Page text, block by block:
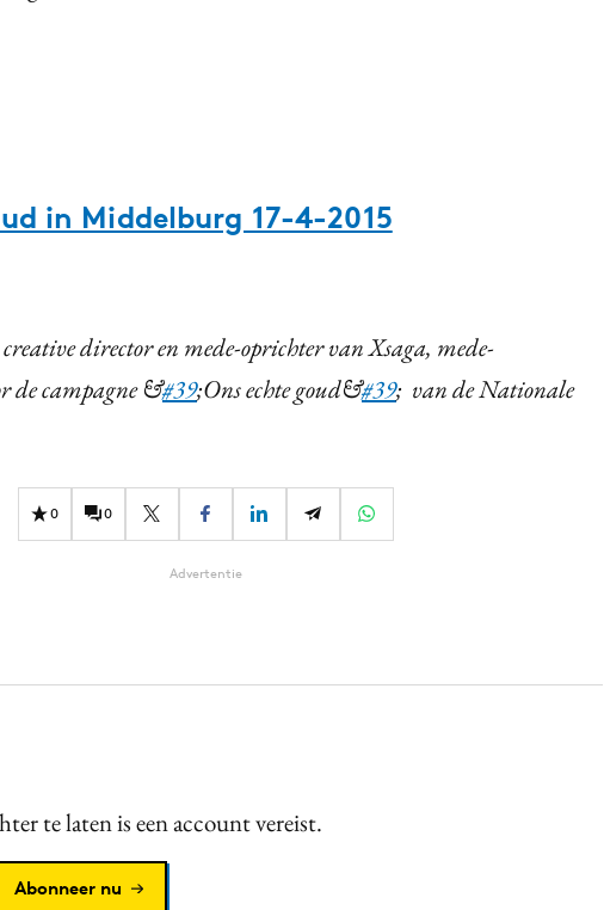
in Middelburg 17-4-2015
director en mede-oprichter van Xsaga, mede-
de campagne &#39;Ons echte goud&#39; van de Nationale
0 0
Advertentie
te laten is een account vereist.
Abonneer nu